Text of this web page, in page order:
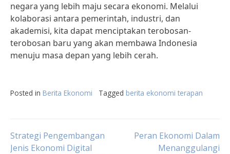
negara yang lebih maju secara ekonomi. Melalui
kolaborasi antara pemerintah, industri, dan
akademisi, kita dapat menciptakan terobosan-
terobosan baru yang akan membawa Indonesia
menuju masa depan yang lebih cerah.
Posted in Berita Ekonomi Tagged berita ekonomi terapan
Post
Strategi Pengembangan
Jenis Ekonomi Digital
Peran Ekonomi Dalam
Menanggulangi